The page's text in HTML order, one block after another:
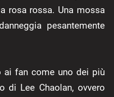
rosa rossa. Una mossa
pesantemente
ai fan come uno dei più
di Lee Chaolan, ovvero